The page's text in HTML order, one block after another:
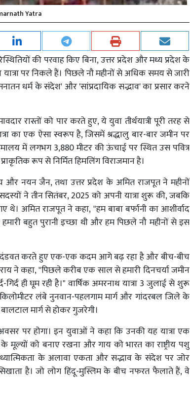
Yatra
की परवाह किए बिना, उत्तर प्रदेश और मध्य प्रदेश के
पर निकले हैं। पिछले नौ महीनों से अधिक समय से जारी
धर्म के संदेश' और 'सांप्रदायिक सद्भाव' का प्रसार करने
रास्तों को पार करते हुए, ये युवा तीर्थयात्री पूरी तरह से
का एक ऐसा स्वरूप है, जिसमें श्रद्धालु बार-बार जमीन पर
में लगभग 3,880 मीटर की ऊंचाई पर स्थित उस पवित्र
रूप से निर्मित हिमलिंग विराजमान है।
और नयन जैन, तथा उत्तर प्रदेश के अमित राजपूत ने महीनों
ने तीन सितंबर, 2025 को अपनी यात्रा शुरू की, जबकि
थे। अमित राजपूत ने कहा, "हम बाबा बर्फानी का आशीर्वाद
बहुत पुरानी इच्छा थी और हम पिछले नौ महीनों से इस
दंडवत करते हुए एक-एक कदम आगे बढ़ रहा है और बीच-बीच
ने कहा, "पिछले करीब एक साल से हमारी दिनचर्या जमीन
ही घूम रही है।" वार्षिक अमरनाथ यात्रा 3 जुलाई से शुरू
लंबे नुनवान-पहलगाम मार्ग और गांदरबल जिले के
मार्ग से होकर गुजरेगी।
पर होगा। इन युवाओं ने कहा कि उनकी यह यात्रा एक
मूल्यों को बनाए रखना और गाय को भारत का राष्ट्रीय पशु
के अलावा एकता और सद्भाव के संदेश पर जोर
है। जो लोग हिंदू-मुस्लिम के बीच नफरत फैलाते हैं, वे